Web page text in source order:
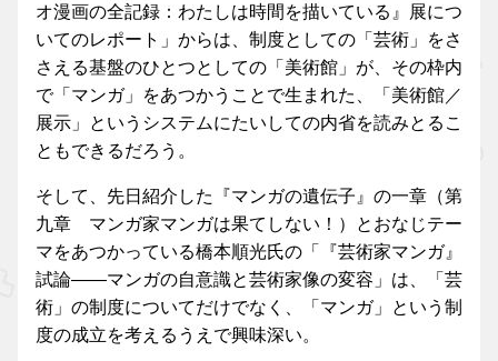
オ漫画の全記録：わたしは時間を描いている』展につ
いてのレポート」からは、制度としての「芸術」をさ
さえる基盤のひとつとしての「美術館」が、その枠内
で「マンガ」をあつかうことで生まれた、「美術館／
展示」というシステムにたいしての内省を読みとるこ
ともできるだろう。
そして、先日紹介した『マンガの遺伝子』の一章（第
九章 マンガ家マンガは果てしない！）とおなじテー
マをあつかっている橋本順光氏の「『芸術家マンガ』
試論——マンガの自意識と芸術家像の変容」は、「芸
術」の制度についてだけでなく、「マンガ」という制
度の成立を考えるうえで興味深い。